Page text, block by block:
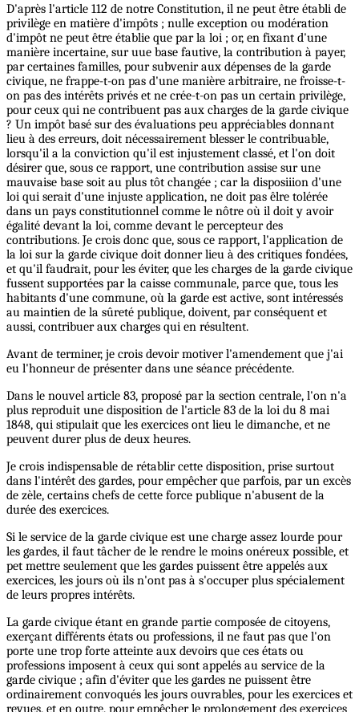
D'après l'article 112 de notre Constitution, il ne peut être établi de
privilège en matière d'impôts ; nulle exception ou modération
d'impôt ne peut être établie que par la loi ; or, en fixant d'une
manière incertaine, sur uue base fautive, la contribution à payer,
par certaines familles, pour subvenir aux dépenses de la garde
civique, ne frappe-t-on pas d'une manière arbitraire, ne froisse-t-
on pas des intérêts privés et ne crée-t-on pas un certain privilège,
pour ceux qui ne contribuent pas aux charges de la garde civique
? Un impôt basé sur des évaluations peu appréciables donnant
lieu à des erreurs, doit nécessairement blesser le contribuable,
lorsqu'il a la conviction qu'il est injustement classé, et l'on doit
désirer que, sous ce rapport, une contribution assise sur une
mauvaise base soit au plus tôt changée ; car la disposiiion d'une
loi qui serait d'une injuste application, ne doit pas êlre tolérée
dans un pays constitutionnel comme le nôtre où il doit y avoir
égalité devant la loi, comme devant le percepteur des
contributions. Je crois donc que, sous ce rapport, l'application de
la loi sur la garde civique doit donner lieu à des critiques fondées,
et qu'il faudrait, pour les éviter, que les charges de la garde civique
fussent supportées par la caisse communale, parce que, tous les
habitants d'une commune, où la garde est active, sont intéressés
au maintien de la sûreté publique, doivent, par conséquent et
aussi, contribuer aux charges qui en résultent.
Avant de terminer, je crois devoir motiver l'amendement que j'ai
eu l'honneur de présenter dans une séance précédente.
Dans le nouvel article 83, proposé par la section centrale, l'on n'a
plus reproduit une disposition de l'article 83 de la loi du 8 mai
1848, qui stipulait que les exercices ont lieu le dimanche, et ne
peuvent durer plus de deux heures.
Je crois indispensable de rétablir cette disposition, prise surtout
dans l'intérêt des gardes, pour empêcher que parfois, par un excès
de zèle, certains chefs de cette force publique n'abusent de la
durée des exercices.
Si le service de la garde civique est une charge assez lourde pour
les gardes, il faut tâcher de le rendre le moins onéreux possible, et
pet mettre seulement que les gardes puissent être appelés aux
exercices, les jours où ils n'ont pas à s'occuper plus spécialement
de leurs propres intérêts.
La garde civique étant en grande partie composée de citoyens,
exerçant différents états ou professions, il ne faut pas que l'on
porte une trop forte atteinte aux devoirs que ces états ou
professions imposent à ceux qui sont appelés au service de la
garde civique ; afin d'éviter que les gardes ne puissent être
ordinairement convoqués les jours ouvrables, pour les exercices et
revues, et en outre, pour empêcher le prolongement des exercices